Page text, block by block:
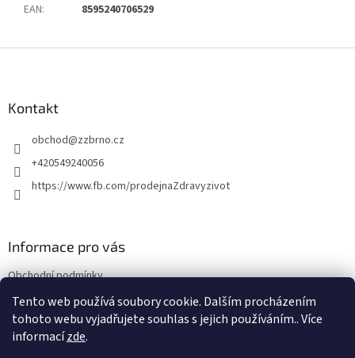
Tento web používá soubory cookie. Dalším procházením
tohoto webu vyjadřujete souhlas s jejich používáním.. Více
informacízde.
EAN: 8595240706529
Kontakt
obchod@zzbrno.cz
+420549240056
https://www.fb.com/prodejnaZdravyzivot
Informace pro vás
Obchodní podmínky
Podmínky ochrany osobních údajů